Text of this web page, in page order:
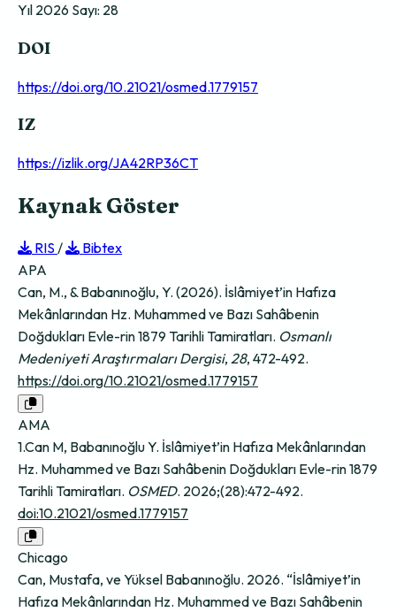
Yıl 2026 Sayı: 28
DOI
https://doi.org/10.21021/osmed.1779157
IZ
https://izlik.org/JA42RP36CT
Kaynak Göster
RIS /
Bibtex
APA
Can, M., & Babanınoğlu, Y. (2026). İslâmiyet’in Hafıza
Mekânlarından Hz. Muhammed ve Bazı Sahâbenin
Doğdukları Evle-rin 1879 Tarihli Tamiratları. Osmanlı
Medeniyeti Araştırmaları Dergisi, 28, 472-492.
https://doi.org/10.21021/osmed.1779157
AMA
1.Can M, Babanınoğlu Y. İslâmiyet’in Hafıza Mekânlarından
Hz. Muhammed ve Bazı Sahâbenin Doğdukları Evle-rin 1879
Tarihli Tamiratları. OSMED. 2026;(28):472-492.
doi:10.21021/osmed.1779157
Chicago
Can, Mustafa, ve Yüksel Babanınoğlu. 2026. “İslâmiyet’in
Hafıza Mekânlarından Hz. Muhammed ve Bazı Sahâbenin